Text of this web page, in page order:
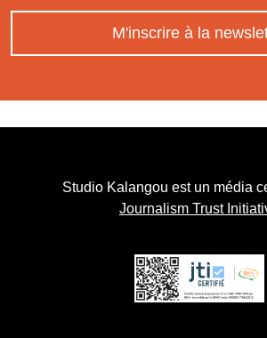
M'inscrire à la
Studio Kalangou est un média
Journalism Trust